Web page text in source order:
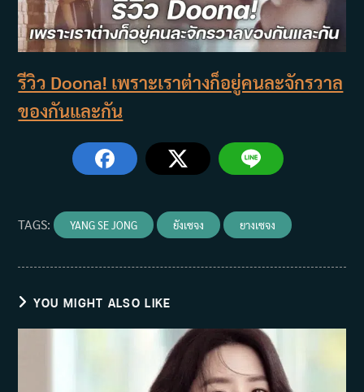
รีวิว Doona! เพราะเราต่างก็อยู่คนละจักรวาล
ของกันและกัน
TAGS: YANG SE JONG ยังเซจง ยางเซจง
YOU MIGHT ALSO LIKE